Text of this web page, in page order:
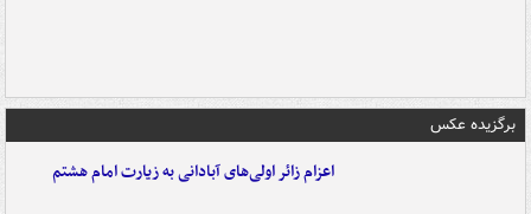
برگزیده عکس
اعزام زائر اولی‌های آبادانی به زیارت امام هشتم